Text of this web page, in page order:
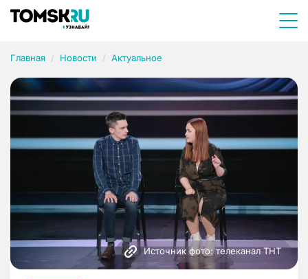
Главная Новости Актуальное
Источник фото: телеканал ТНТ